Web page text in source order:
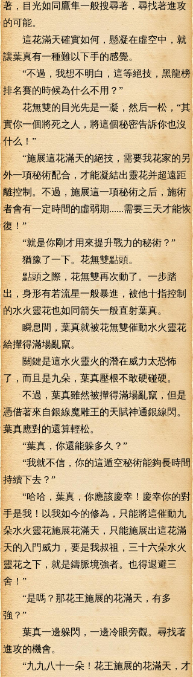
著，目光如同鷹隼一般搜尋著，尋找著進攻
的可能。
這花滿天確實如何，懸凝在虛空中，就
讓葉真有一種難以下手的感覺。
“不過，我想不明白，這等絕技，黑龍榜
排名賽的時候為什么不用？”
花無雙的目光先是一凝，然后一松，“其
實你一個將死之人，將這個秘密告訴你也沒
什么！”
“施展這花滿天的絕技，需要我花家的另
外一項秘術配合，才能凝結出靈花并超遠距
離控制。不過，施展這一項秘術之后，施術
者會有一定時間的虛弱期......需要三天才能恢
復！”
“就是你剛才用來提升戰力的秘術？”
猶豫了一下。花無雙點頭。
點頭之際，花無雙再次動了。一步踏
出，身形有若流星一般暴進，被他十指控制
的水火靈花也如同箭矢一般直射葉真。
瞬息間，葉真就被花無雙催動水火靈花
給攆得滿場亂竄。
關鍵是這水火靈火的潛在威力太恐怖
了，而且是九朵，葉真壓根不敢硬碰硬。
不過，葉真雖然被攆得滿場亂竄，但是
憑借著來自銀線魔雕王的天賦神通銀線閃。
葉真應對的還算輕松。
“葉真，你還能躲多久？”
“我就不信，你的這遁空秘術能夠長時間
持續下去？”
“哈哈，葉真，你應該慶幸！慶幸你的對
手是我！以我如今的修為，只能將這催動九
朵水火靈花施展花滿天，只能施展出這花滿
天的入門威力，要是我叔祖，三十六朵水火
靈花之下，就是鑄脈境強者。也得退避三
舍！”
“是嗎？那花王施展的花滿天，有多
強？”
葉真一邊躲閃，一邊冷眼旁觀。尋找著
進攻的機會。
“九九八十一朵！花王施展的花滿天，才